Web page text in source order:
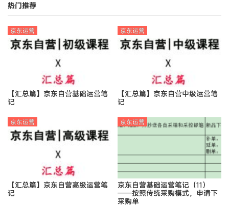
热门推荐
【汇总篇】京东自营基础运营笔
记
京东运营
【汇总篇】京东自营中级运营笔
记
京东运营
【汇总篇】京东自营高级运营笔
记
京东运营
京东自营基础运营笔记（11）
——按照传统采购模式，申请下
采购单
京东运营